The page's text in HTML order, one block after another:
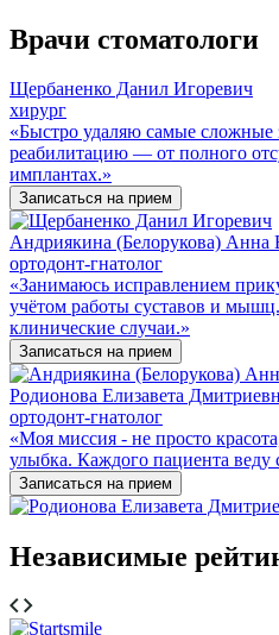
Врачи стоматологи
Щербаненко Данил Игоревич
хирург
«Быстро удаляю самые
реабилитацию — от полного
имплантах.»
Записаться на прием
Андриякина (Белорукова) Анна
ортодонт-гнатолог
«Занимаюсь исправлением
учётом работы суставов и
клинические случаи.»
Записаться на прием
Родионова Елизавета
ортодонт-гнатолог
«Моя миссия - не просто
улыбка. Каждого пациента веду
Записаться на прием
Независимые